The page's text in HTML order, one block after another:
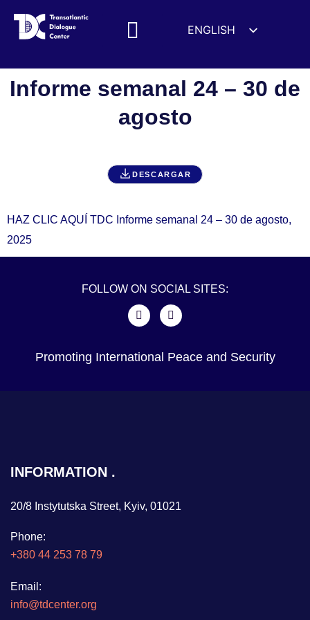
ENGLISH
FRANÇAIS
УКРАЇНСЬКА
हिन्दी
ITALIANO
Informe semanal 24 – 30 de
agosto
DESCARGAR
HAZ CLIC AQUÍ TDC Informe semanal 24 – 30 de agosto,
2025
FOLLOW ON SOCIAL SITES:
Promoting International Peace and Security
INFORMATION
20/8 Instytutska Street, Kyiv, 01021
Phone:
+380 44 253 78 79
Email:
info@tdcenter.org